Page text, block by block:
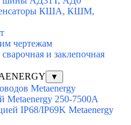
КША, КШМ,
чертежам
и заклепочная
▼
Metaenergy
Metaenergy 250-7500A
IP68/IP69K Metaenergy